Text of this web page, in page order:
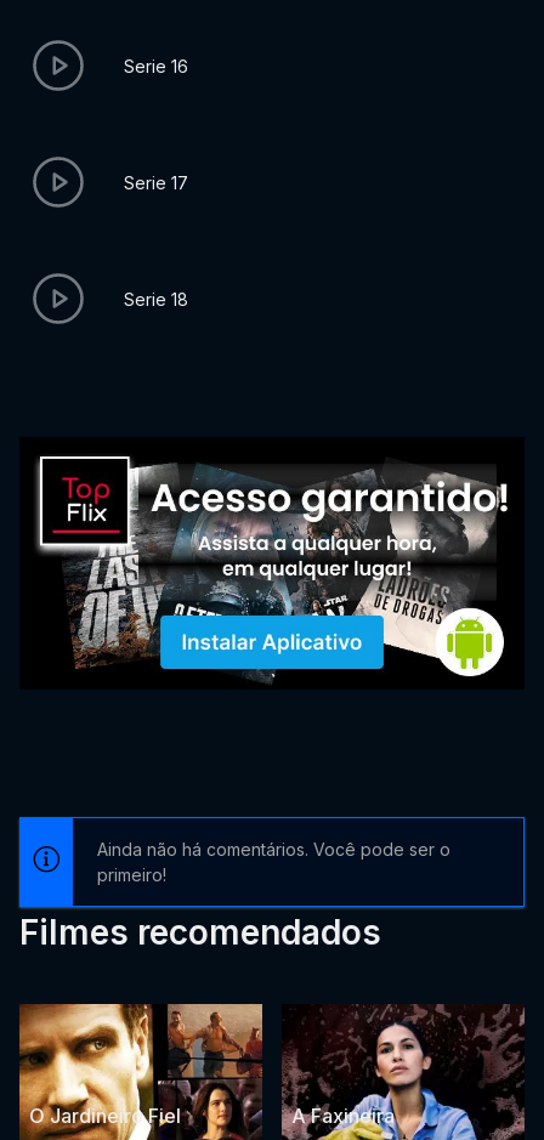
Serie 16
Serie 17
Serie 18
Ainda não há comentários. Você pode ser o
primeiro!
Filmes recomendados
O Jardineiro Fiel A Faxineira